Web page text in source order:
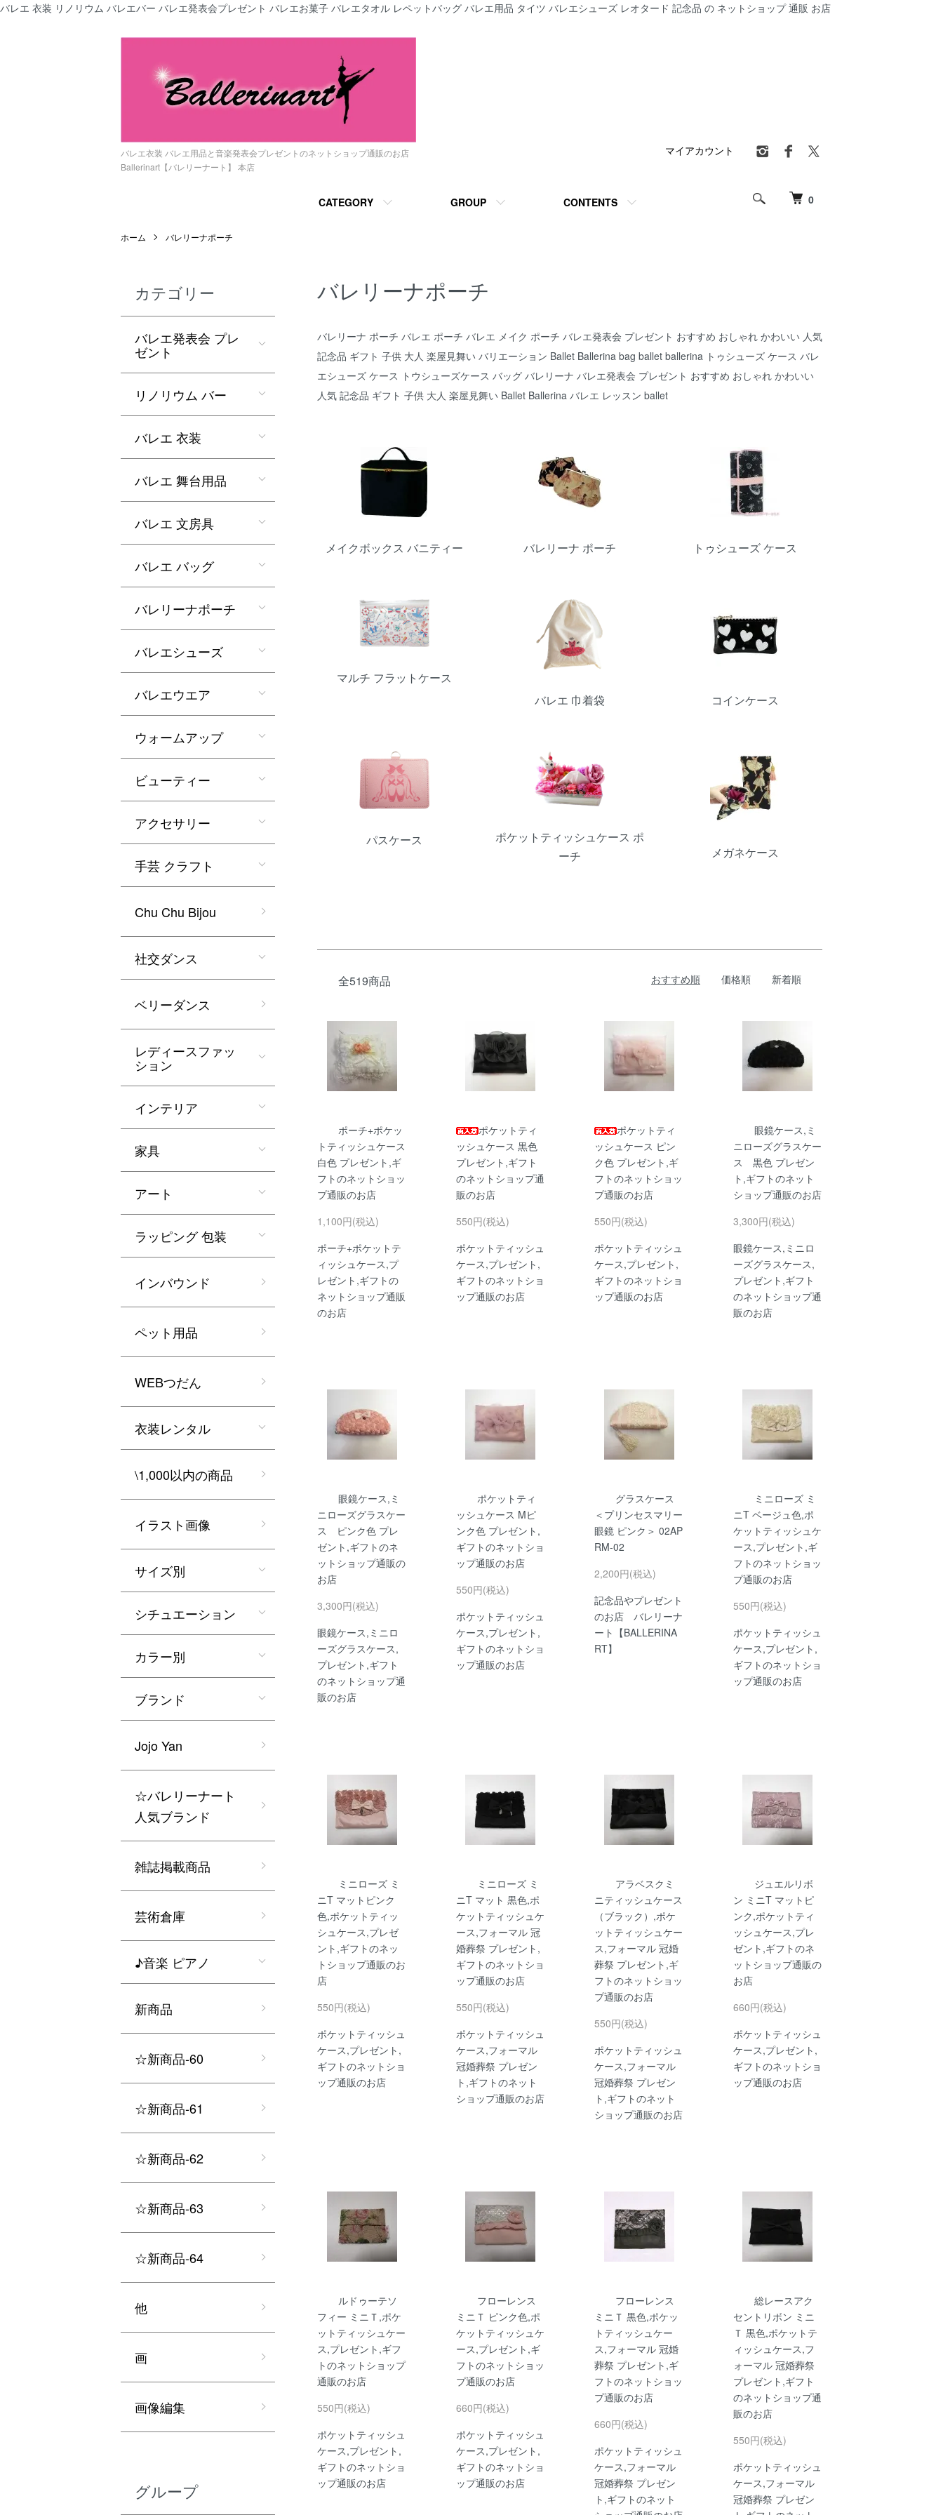
バレエ 衣装 リノリウム バレエバー バレエ発表会プレゼント バレエお菓子 バレエタオル レペットバッグ バレエ用品 タイツ バレエシューズ レオタード 記念品 の ネットショップ 通販 お店
バレエ衣装 バレエ用品と音楽発表会プレゼントのネットショップ通販のお店
Ballerinart【バレリーナート】 本店
0
CATEGORY GROUP CONTENTS
マイアカウント
ホーム バレリーナポーチ
バレリーナポーチ
バレリーナ ポーチ バレエ ポーチ バレエ メイク ポーチ バレエ発表会 プレゼント おすすめ おしゃれ かわいい 人気
記念品 ギフト 子供 大人 楽屋見舞い バリエーション Ballet Ballerina bag ballet ballerina トゥシューズ ケース バレ
エシューズ ケース トウシューズケース バッグ バレリーナ バレエ発表会 プレゼント おすすめ おしゃれ かわいい
人気 記念品 ギフト 子供 大人 楽屋見舞い Ballet Ballerina バレエ レッスン ballet
カテゴリー一覧
メイクボックス バニティー バレリーナ ポーチ トゥシューズ ケース
マルチ フラットケース
バレエ 巾着袋
コインケース
パスケース
ポケットティッシュケース ポ
ーチ
メガネケース
全519商品 おすすめ順 価格順 新着順
ポーチ+ポケッ
トティッシュケース
白色 プレゼント,ギ
フトのネットショッ
プ通販のお店
1,100円(税込)
ポーチ+ポケットテ
ィッシュケース,プ
レゼント,ギフトの
ネットショップ通販
のお店
ポケットティ
ッシュケース 黒色
プレゼント,ギフト
のネットショップ通
販のお店
550円(税込)
ポケットティッシュ
ケース,プレゼント,
ギフトのネットショ
ップ通販のお店
ポケットティ
ッシュケース ピン
ク色 プレゼント,ギ
フトのネットショッ
プ通販のお店
550円(税込)
ポケットティッシュ
ケース,プレゼント,
ギフトのネットショ
ップ通販のお店
眼鏡ケース,ミ
ニローズグラスケー
ス 黒色 プレゼン
ト,ギフトのネット
ショップ通販のお店
3,300円(税込)
眼鏡ケース,ミニロ
ーズグラスケース,
プレゼント,ギフト
のネットショップ通
販のお店
眼鏡ケース,ミ
ニローズグラスケー
ス ピンク色 プレ
ゼント,ギフトのネ
ットショップ通販の
お店
3,300円(税込)
眼鏡ケース,ミニロ
ーズグラスケース,
プレゼント,ギフト
のネットショップ通
販のお店
ポケットティ
ッシュケース Mピ
ンク色 プレゼント,
ギフトのネットショ
ップ通販のお店
550円(税込)
ポケットティッシュ
ケース,プレゼント,
ギフトのネットショ
ップ通販のお店
グラスケース
＜プリンセスマリー
眼鏡 ピンク＞ 02AP
RM-02
2,200円(税込)
記念品やプレゼント
のお店 バレリーナ
ート【BALLERINA
RT】
ミニローズ ミ
ニT ベージュ色,ポ
ケットティッシュケ
ース,プレゼント,ギ
フトのネットショッ
プ通販のお店
550円(税込)
ポケットティッシュ
ケース,プレゼント,
ギフトのネットショ
ップ通販のお店
ミニローズ ミ
ニT マットピンク
色,ポケットティッ
シュケース,プレゼ
ント,ギフトのネッ
トショップ通販のお
店
550円(税込)
ポケットティッシュ
ケース,プレゼント,
ギフトのネットショ
ップ通販のお店
ミニローズ ミ
ニT マット 黒色,ポ
ケットティッシュケ
ース,フォーマル 冠
婚葬祭 プレゼント,
ギフトのネットショ
ップ通販のお店
550円(税込)
ポケットティッシュ
ケース,フォーマル
冠婚葬祭 プレゼン
ト,ギフトのネット
ショップ通販のお店
アラベスクミ
ニティッシュケース
（ブラック）,ポケ
ットティッシュケー
ス,フォーマル 冠婚
葬祭 プレゼント,ギ
フトのネットショッ
プ通販のお店
550円(税込)
ポケットティッシュ
ケース,フォーマル
冠婚葬祭 プレゼン
ト,ギフトのネット
ショップ通販のお店
ジュエルリボ
ン ミニT マットピ
ンク,ポケットティ
ッシュケース,プレ
ゼント,ギフトのネ
ットショップ通販の
お店
660円(税込)
ポケットティッシュ
ケース,プレゼント,
ギフトのネットショ
ップ通販のお店
ルドゥーテソ
フィー ミニＴ,ポケ
ットティッシュケー
ス,プレゼント,ギフ
トのネットショップ
通販のお店
550円(税込)
ポケットティッシュ
ケース,プレゼント,
ギフトのネットショ
ップ通販のお店
フローレンス
ミニＴ ピンク色,ポ
ケットティッシュケ
ース,プレゼント,ギ
フトのネットショッ
プ通販のお店
660円(税込)
ポケットティッシュ
ケース,プレゼント,
ギフトのネットショ
ップ通販のお店
フローレンス
ミニＴ 黒色,ポケッ
トティッシュケー
ス,フォーマル 冠婚
葬祭 プレゼント,ギ
フトのネットショッ
プ通販のお店
660円(税込)
ポケットティッシュ
ケース,フォーマル
冠婚葬祭 プレゼン
ト,ギフトのネット
総レースアク
セントリボン ミニ
Ｔ 黒色,ポケットテ
ィッシュケース,フ
ォーマル 冠婚葬祭
プレゼント,ギフト
のネットショップ通
販のお店
550円(税込)
ポケットティッシュ
ケース,フォーマル
冠婚葬祭 プレゼン
カテゴリー
バレエ発表会 プレ
ゼント
リノリウム バー
バレエ 衣装
バレエ 舞台用品
バレエ 文房具
バレエ バッグ
バレリーナポーチ
バレエシューズ
バレエウエア
ウォームアップ
ビューティー
アクセサリー
手芸 クラフト
Chu Chu Bijou
社交ダンス
ベリーダンス
レディースファッ
ション
インテリア
家具
アート
ラッピング 包装
インバウンド
ペット用品
WEBつだん
衣装レンタル
\1,000以内の商品
イラスト画像
サイズ別
シチュエーション
カラー別
ブランド
Jojo Yan
☆バレリーナート
人気ブランド
雑誌掲載商品
芸術倉庫
♪音楽 ピアノ
新商品
☆新商品-60
☆新商品-61
☆新商品-62
☆新商品-63
☆新商品-64
他
画
画像編集
グループ